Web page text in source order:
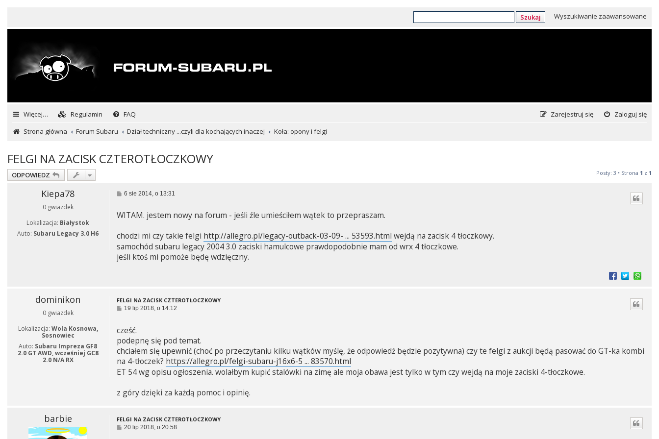
Szukaj Wyszukiwanie zaawansowane
Więcej… Regulamin FAQ Zaloguj się
Zarejestruj się
Strona główna
Forum Subaru Dział techniczny ...czyli dla kochających inaczej Koła: opony i felgi
FELGI NA ZACISK CZTEROTŁOCZKOWY
ODPOWIEDZ Posty: 3 • Strona 1 z 1
Kiepa78
0 gwiazdek
Lokalizacja: Białystok
Auto: Subaru Legacy 3.0 H6
P
t
6 sie 2014, o 13:31
WITAM. jestem nowy na forum - jeśli źle umieściłem wątek to przepraszam.
chodzi mi czy takie felgi http://allegro.pl/legacy-outback-03-09- ... 53593.html wejdą na zacisk 4 tłoczkowy.
samochód subaru legacy 2004 3.0 zaciski hamulcowe prawdopodobnie mam od wrx 4 tłoczkowe.
jeśli ktoś mi pomoże będę wdzięczny.
dominikon
0 gwiazdek
Lokalizacja: Wola Kosnowa,
Sosnowiec
Auto: Subaru Impreza GF8
2.0 GT AWD, wcześniej GC8
2.0 N/A RX
FELGI NA ZACISK CZTEROTŁOCZKOWY
P
t
19 lip 2018, o 14:12
cześć.
podepnę się pod temat.
chciałem się upewnić (choć po przeczytaniu kilku wątków myślę, że odpowiedź będzie pozytywna) czy te felgi z aukcji będą pasować do GT-ka kombi
na 4-tłoczek? https://allegro.pl/felgi-subaru-j16x6-5 ... 83570.html
ET 54 wg opisu ogłoszenia. wolałbym kupić stalówki na zimę ale moja obawa jest tylko w tym czy wejdą na moje zaciski 4-tłoczkowe.
z góry dzięki za każdą pomoc i opinię.
barbie FELGI NA ZACISK CZTEROTŁOCZKOWY
P
20 lip 2018, o 20:58